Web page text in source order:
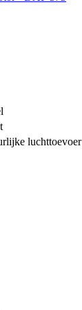
luchttoevoer